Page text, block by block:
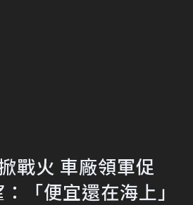
戰火 車廠領軍促
「便宜還在海上」